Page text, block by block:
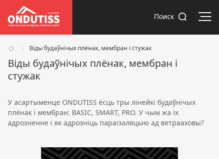
Поиск
Віды будаўнічых плёнак, мембран і стужак
Віды будаўнічых плёнак, мембран і
стужак
У асартыменце ONDUTISS ёсць тры лінейкі будаўнічых
плёнак і мембран: BASIC, SMART, PRO. У чым жа іх
адрозненне і як адрозніць параізаляцыю ад ветрааховы?